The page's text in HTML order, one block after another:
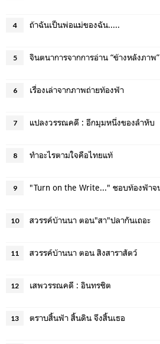
4 ถ้าฉันเป็นพ่อแม่ของฉัน.....
5 จินตนาการจากการอ่าน “ข้างหลังภาพ”
6 เรื่องเล่าจากภาพถ่ายท้องฟ้า
7 แปลงวรรณคดี : อีกมุมหนึ่งของลำหับ
8 ทำอะไรตามใจคือไทยแท้
9
10 สวรรค์บ้านนา ตอน"สา"ปลากันเถอะ
11 สวรรค์บ้านนา ตอน สิงสาราสัตว์
12 เสพวรรณคดี : อินทรชิต
13 ตราบสิ้นฟ้า สิ้นดิน จึงสิ้นเธอ